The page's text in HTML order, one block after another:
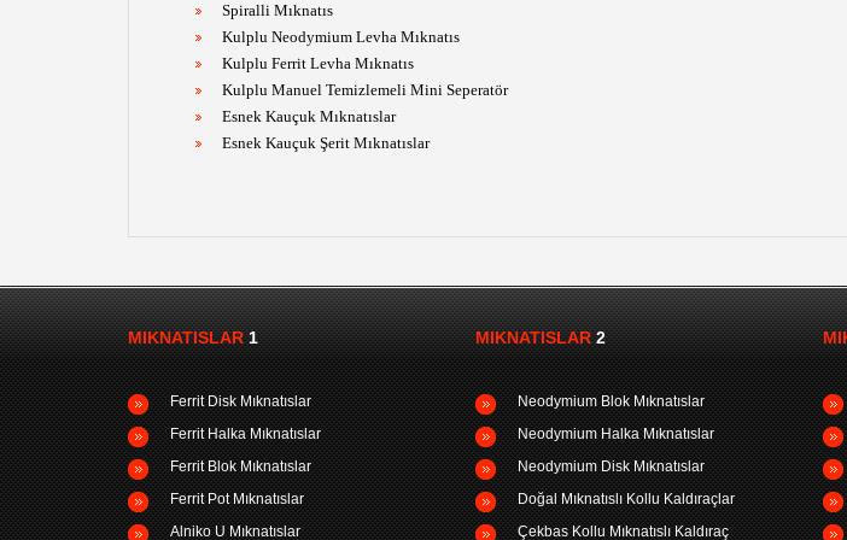
Spiralli Mıknatıs
Kulplu Neodymium Levha Mıknatıs
Kulplu Ferrit Levha Mıknatıs
Kulplu Manuel Temizlemeli Mini Seperatör
Esnek Kauçuk Mıknatıslar
Esnek Kauçuk Şerit Mıknatıslar
MIKNATISLAR1
Ferrit Disk Mıknatıslar
Ferrit Halka Mıknatıslar
Ferrit Blok Mıknatıslar
Ferrit Pot Mıknatıslar
Alniko U Mıknatıslar
MIKNATISLAR2
Neodymium Blok Mıknatıslar
Neodymium Halka Mıknatıslar
Neodymium Disk Mıknatıslar
Doğal Mıknatıslı Kollu Kaldıraçlar
Çekbas Kollu Mıknatıslı Kaldıraç